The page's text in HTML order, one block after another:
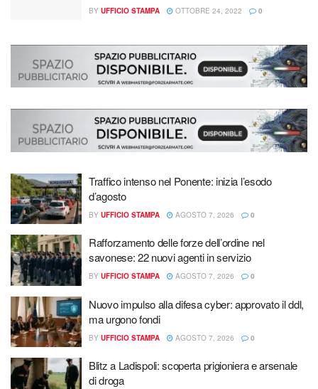
BY UFFICIO STAMPA OTTOBRE 24, 2022 0
Traffico intenso nel Ponente: inizia l’esodo
d’agosto
BY UFFICIO STAMPA AGOSTO 7, 2026 0
Rafforzamento delle forze dell’ordine nel
savonese: 22 nuovi agenti in servizio
BY UFFICIO STAMPA AGOSTO 7, 2026 0
Nuovo impulso alla difesa cyber: approvato il ddl,
ma urgono fondi
BY UFFICIO STAMPA AGOSTO 7, 2026 0
Blitz a Ladispoli: scoperta prigioniera e arsenale
di droga